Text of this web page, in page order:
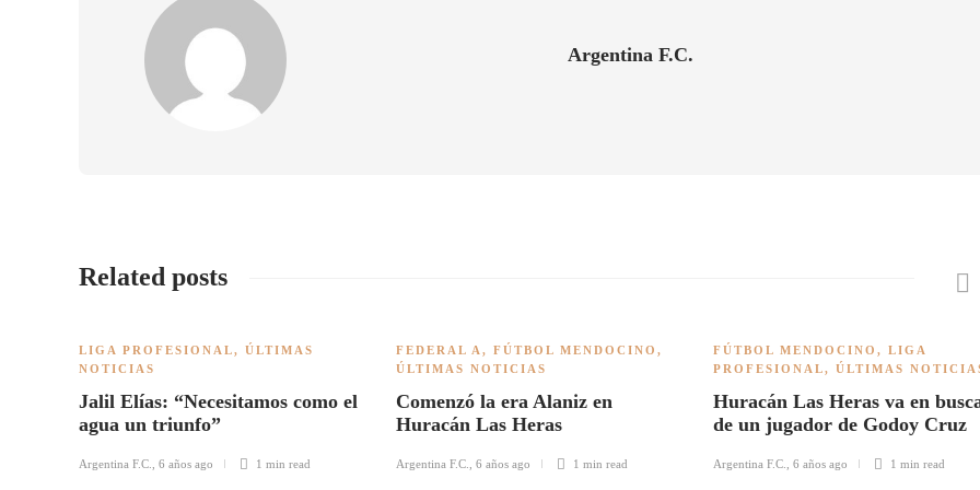
Argentina F.C.
Related posts
LIGA PROFESIONAL, ÚLTIMAS
NOTICIAS
Jalil Elías: “Necesitamos como el
agua un triunfo”
Argentina F.C. 6 años ago 1 min read
FEDERAL A , FÚTBOL MENDOCINO ,
ÚLTIMAS NOTICIAS
Comenzó la era Alaniz en
Huracán Las Heras
Argentina F.C. 6 años ago 1 min read
FÚTBOL MENDOCINO , LIGA
PROFESIONAL, ÚLTIMAS
Huracán Las Heras va en
de un jugador de Godoy Cruz
Argentina F.C. 6 años ago 1 min read